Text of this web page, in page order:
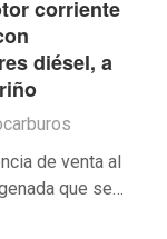
corriente
diésel, a
de venta al
que se…